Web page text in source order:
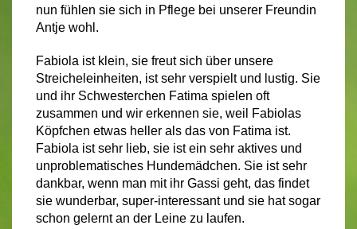
nun fühlen sie sich in Pflege bei unserer Freundin
Antje wohl.
Fabiola ist klein, sie freut sich über unsere
Streicheleinheiten, ist sehr verspielt und lustig. Sie
und ihr Schwesterchen Fatima spielen oft
zusammen und wir erkennen sie, weil Fabiolas
Köpfchen etwas heller als das von Fatima ist.
Fabiola ist sehr lieb, sie ist ein sehr aktives und
unproblematisches Hundemädchen. Sie ist sehr
dankbar, wenn man mit ihr Gassi geht, das findet
sie wunderbar, super-interessant und sie hat sogar
schon gelernt an der Leine zu laufen.